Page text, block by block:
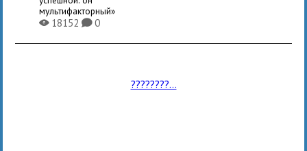
мультифакторный»
X18152K0
????????...